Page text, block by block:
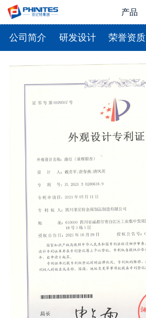
产品
公司简介 研发设计 荣誉资质